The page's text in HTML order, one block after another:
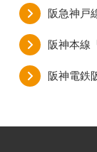
阪急神戸
阪神本線
阪神電鉄